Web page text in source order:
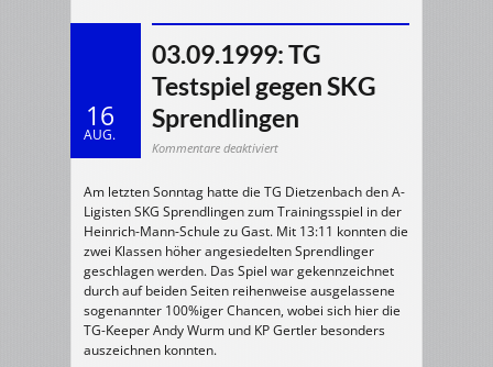
16
AUG.
03.09.1999: TG
Testspiel gegen SKG
Sprendlingen
Kommentare deaktiviertfür
gegen
SKG
Sprendlingen
Am letzten Sonntag hatte die TG Dietzenbach den A-
Ligisten SKG Sprendlingen zum Trainingsspiel in der
Heinrich-Mann-Schule zu Gast. Mit 13:11 konnten die
zwei Klassen höher angesiedelten Sprendlinger
geschlagen werden. Das Spiel war gekennzeichnet
durch auf beiden Seiten reihenweise ausgelassene
sogenannter 100%iger Chancen, wobei sich hier die
TG-Keeper Andy Wurm und KP Gertler besonders
auszeichnen konnten.